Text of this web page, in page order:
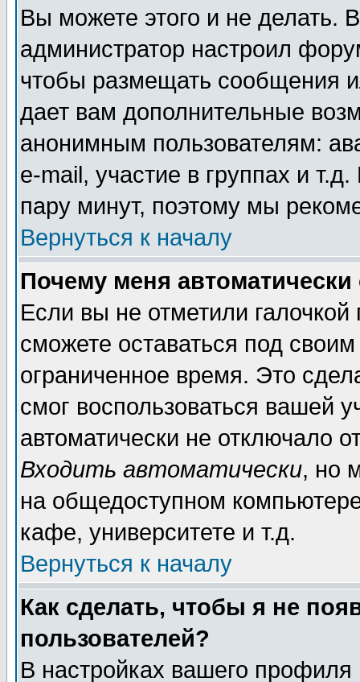
Вы можете этого и не делать.
администратор настроил
чтобы размещать сообщения
дает вам дополнительные
анонимным пользователям:
e-mail, участие в группах и
пару минут, поэтому мы
Вернуться к началу
Почему меня автоматически
Если вы не отметили галочкой
сможете оставаться под
ограниченное время. Это
смог воспользоваться вашей
автоматически не отключало
Входить автоматически, но
на общедоступном
кафе, университете и т.д.
Вернуться к началу
Как сделать, чтобы я не
пользователей?
В настройках вашего